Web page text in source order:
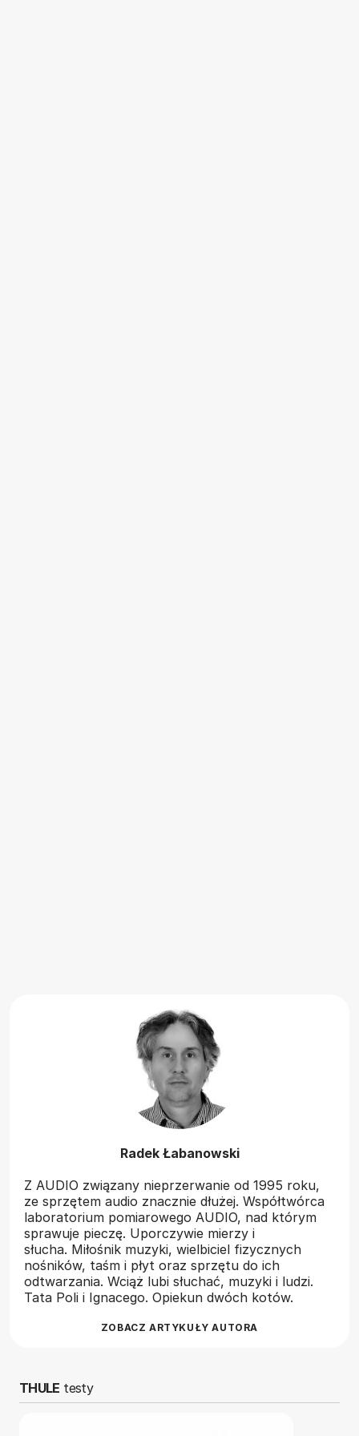
Radek Łabanowski
Z AUDIO związany nieprzerwanie od 1995 roku,
ze sprzętem audio znacznie dłużej. Współtwórca
laboratorium pomiarowego AUDIO, nad którym
sprawuje pieczę. Uporczywie mierzy i
słucha. Miłośnik muzyki, wielbiciel fizycznych
nośników, taśm i płyt oraz sprzętu do ich
odtwarzania. Wciąż lubi słuchać, muzyki i ludzi.
Tata Poli i Ignacego. Opiekun dwóch kotów.
ZOBACZ ARTYKUŁY AUTORA
THULE testy